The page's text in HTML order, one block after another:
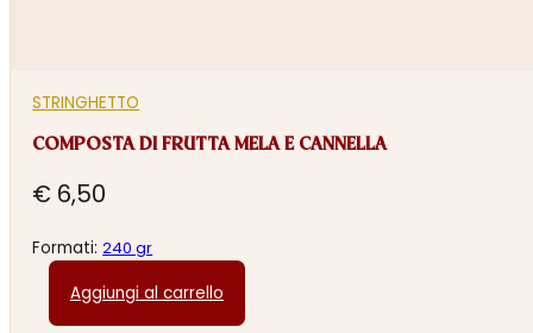
STRINGHETTO
COMPOSTA DI FRUTTA MELA E CANNELLA
€ 6,50
Formati:240 gr
Aggiungi al carrello